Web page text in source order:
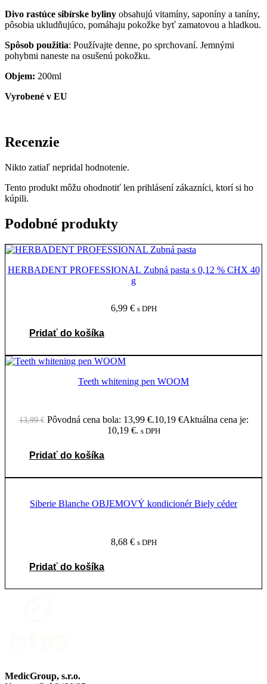
Divo rastúce sibírske byliny obsahujú vitamíny, saponíny a taníny,
pôsobia ukludňujúco, pomáhaju pokožke byť zamatovou a hladkou.
Spôsob použitia: Používajte denne, po sprchovaní. Jemnými
pohybmi naneste na osušenú pokožku.
Objem: 200ml
Vyrobené v EU
Recenzie
Nikto zatiaľ nepridal hodnotenie.
Tento produkt môžu ohodnotiť len prihlásení zákazníci, ktorí si ho
kúpili.
Podobné produkty
HERBADENT PROFESSIONAL Zubná pasta s 0,12 % CHX 40
g
6,99 € s DPH
Pridať do košíka
Teeth whitening pen WOOM
13,99€ Pôvodná cena bola: 13,99 €.10,19 €Aktuálna cena je:
10,19 €. s DPH
Pridať do košíka
Siberie Blanche OBJEMOVÝ kondicionér Biely céder
8,68 € s DPH
Pridať do košíka
MedicGroup, s.r.o.